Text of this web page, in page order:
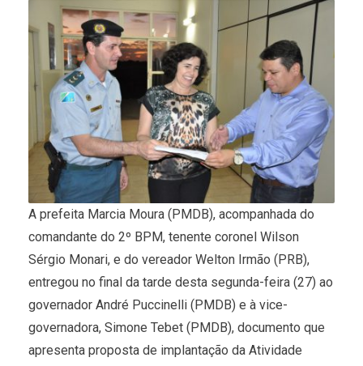
A prefeita Marcia Moura (PMDB), acompanhada do
comandante do 2º BPM, tenente coronel Wilson
Sérgio Monari, e do vereador Welton Irmão (PRB),
entregou no final da tarde desta segunda-feira (27) ao
governador André Puccinelli (PMDB) e à vice-
governadora, Simone Tebet (PMDB), documento que
apresenta proposta de implantação da Atividade